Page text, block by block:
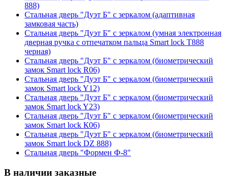
888)
Стальная дверь "Дуэт Б" с зеркалом (адаптивная
замковая часть)
Стальная дверь "Дуэт Б" с зеркалом (умная электронная
дверная ручка с отпечатком пальца Smart lock T888
черная)
Стальная дверь "Дуэт Б" с зеркалом (биометрический
замок Smart lock R06)
Стальная дверь "Дуэт Б" с зеркалом (биометрический
замок Smart lock Y12)
Стальная дверь "Дуэт Б" с зеркалом (биометрический
замок Smart lock Y23)
Стальная дверь "Дуэт Б" с зеркалом (биометрический
замок Smart lock К06)
Стальная дверь "Дуэт Б" с зеркалом (биометрический
замок Smart lock DZ 888)
Стальная дверь "Формен Ф-8"
В наличии заказные